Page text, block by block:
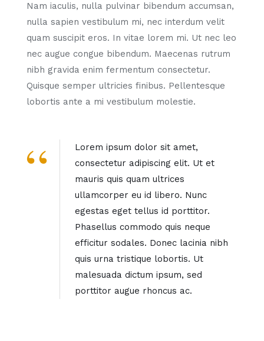
Nam iaculis, nulla pulvinar bibendum accumsan,
nulla sapien vestibulum mi, nec interdum velit
quam suscipit eros. In vitae lorem mi. Ut nec leo
nec augue congue bibendum. Maecenas rutrum
nibh gravida enim fermentum consectetur.
Quisque semper ultricies finibus. Pellentesque
lobortis ante a mi vestibulum molestie.
Lorem ipsum dolor sit amet,
consectetur adipiscing elit. Ut et
mauris quis quam ultrices
ullamcorper eu id libero. Nunc
egestas eget tellus id porttitor.
Phasellus commodo quis neque
efficitur sodales. Donec lacinia nibh
quis urna tristique lobortis. Ut
malesuada dictum ipsum, sed
porttitor augue rhoncus ac.